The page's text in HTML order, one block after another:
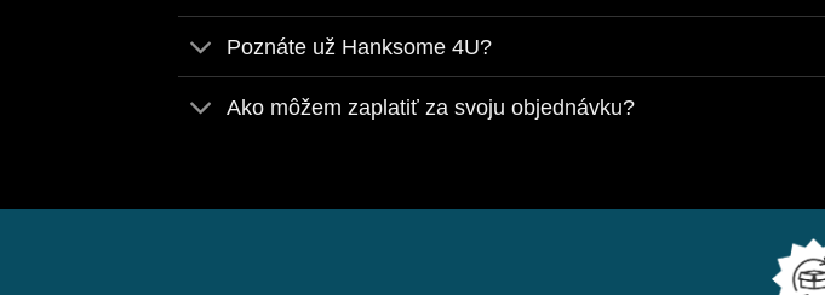
Poznáte už Hanksome 4U?
Ako môžem zaplatiť za svoju objednávku?